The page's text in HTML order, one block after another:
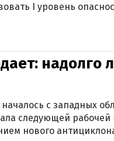
I уровень
надолго
с западных
следующей рабочей
нового